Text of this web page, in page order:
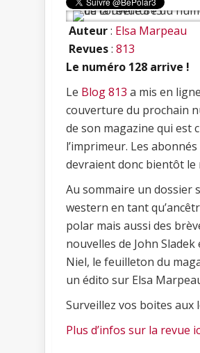
Auteur: Elsa Marpeau
Revues: 813
Le numéro 128 arrive !
Le Blog 813 a mis en
couverture du prochain
de son magazine qui est
l’imprimeur. Les abonnés
devraient donc bientôt le
Au sommaire un dossier
western en tant
polar mais aussi des
nouvelles de John Sladek
Niel, le feuilleton du
un édito sur Elsa
Surveillez vos boites aux
Plus d’infos sur la revue